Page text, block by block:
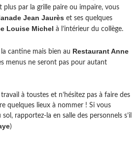
plus par la grille paire ou impaire, vous
Jean Jaurès et ses quelques
Louise Michel à l’intérieur du collège.
cantine mais bien au Restaurant Anne
menus ne seront pas pour autant
à toustes et n’hésitez pas à faire des
quelques lieux à nommer ! Si vous
rapportez-la en salle des personnels s’il
)